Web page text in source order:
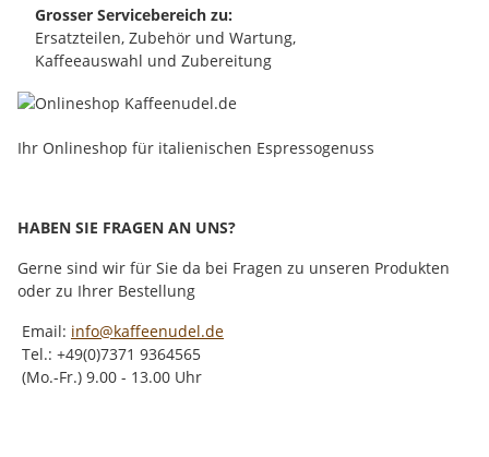
Grosser Servicebereich zu:
Ersatzteilen, Zubehör und Wartung,
Kaffeeauswahl und Zubereitung
Ihr Onlineshop für italienischen Espressogenuss
HABEN SIE FRAGEN AN UNS?
Gerne sind wir für Sie da bei Fragen zu unseren Produkten
oder zu Ihrer Bestellung
Email: info@kaffeenudel.de
Tel.: +49(0)7371 9364565
(Mo.-Fr.) 9.00 - 13.00 Uhr